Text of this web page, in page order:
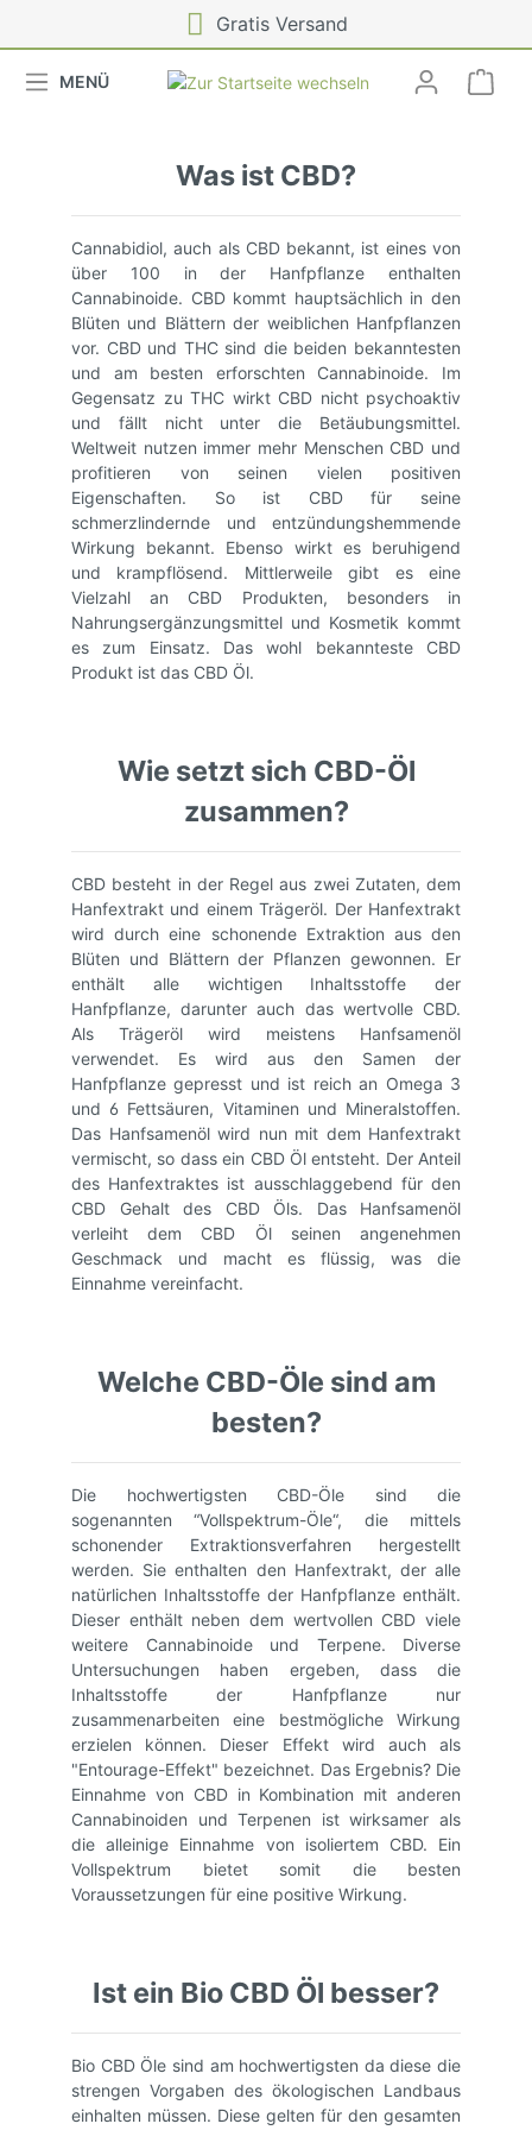
Gratis Versand
MENÜ
Was ist CBD?
Cannabidiol, auch als CBD bekannt, ist eines von
über 100 in der Hanfpflanze enthalten
Cannabinoide. CBD kommt hauptsächlich in den
Blüten und Blättern der weiblichen Hanfpflanzen
vor. CBD und THC sind die beiden bekanntesten
und am besten erforschten Cannabinoide. Im
Gegensatz zu THC wirkt CBD nicht psychoaktiv
und fällt nicht unter die Betäubungsmittel.
Weltweit nutzen immer mehr Menschen CBD und
profitieren von seinen vielen positiven
Eigenschaften. So ist CBD für seine
schmerzlindernde und entzündungshemmende
Wirkung bekannt. Ebenso wirkt es beruhigend
und krampflösend. Mittlerweile gibt es eine
Vielzahl an CBD Produkten, besonders in
Nahrungsergänzungsmittel und Kosmetik kommt
es zum Einsatz. Das wohl bekannteste CBD
Produkt ist das CBD Öl.
Wie setzt sich CBD-Öl
zusammen?
CBD besteht in der Regel aus zwei Zutaten, dem
Hanfextrakt und einem Trägeröl. Der Hanfextrakt
wird durch eine schonende Extraktion aus den
Blüten und Blättern der Pflanzen gewonnen. Er
enthält alle wichtigen Inhaltsstoffe der
Hanfpflanze, darunter auch das wertvolle CBD.
Als Trägeröl wird meistens Hanfsamenöl
verwendet. Es wird aus den Samen der
Hanfpflanze gepresst und ist reich an Omega 3
und 6 Fettsäuren, Vitaminen und Mineralstoffen.
Das Hanfsamenöl wird nun mit dem Hanfextrakt
vermischt, so dass ein CBD Öl entsteht. Der Anteil
des Hanfextraktes ist ausschlaggebend für den
CBD Gehalt des CBD Öls. Das Hanfsamenöl
verleiht dem CBD Öl seinen angenehmen
Geschmack und macht es flüssig, was die
Einnahme vereinfacht.
Welche CBD-Öle sind am
besten?
Die hochwertigsten CBD-Öle sind die
sogenannten “Vollspektrum-Öle“, die mittels
schonender Extraktionsverfahren hergestellt
werden. Sie enthalten den Hanfextrakt, der alle
natürlichen Inhaltsstoffe der Hanfpflanze enthält.
Dieser enthält neben dem wertvollen CBD viele
weitere Cannabinoide und Terpene. Diverse
Untersuchungen haben ergeben, dass die
Inhaltsstoffe der Hanfpflanze nur
zusammenarbeiten eine bestmögliche Wirkung
erzielen können. Dieser Effekt wird auch als
"Entourage-Effekt" bezeichnet. Das Ergebnis? Die
Einnahme von CBD in Kombination mit anderen
Cannabinoiden und Terpenen ist wirksamer als
die alleinige Einnahme von isoliertem CBD. Ein
Vollspektrum bietet somit die besten
Voraussetzungen für eine positive Wirkung.
Ist ein Bio CBD Öl besser?
Bio CBD Öle sind am hochwertigsten da diese die
strengen Vorgaben des ökologischen Landbaus
einhalten müssen. Diese gelten für den gesamten